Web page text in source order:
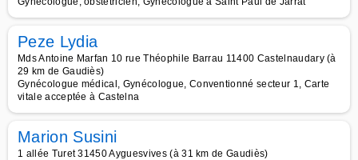
Peze Lydia
Mds Antoine Marfan 10 rue Théophile Barrau 11400 Castelnaudary (à
29 km de Gaudiès)
Gynécologue médical, Gynécologue, Conventionné secteur 1, Carte
vitale acceptée à Castelna
Marion Susini
1 allée Turet 31450 Ayguesvives (à 31 km de Gaudiès)